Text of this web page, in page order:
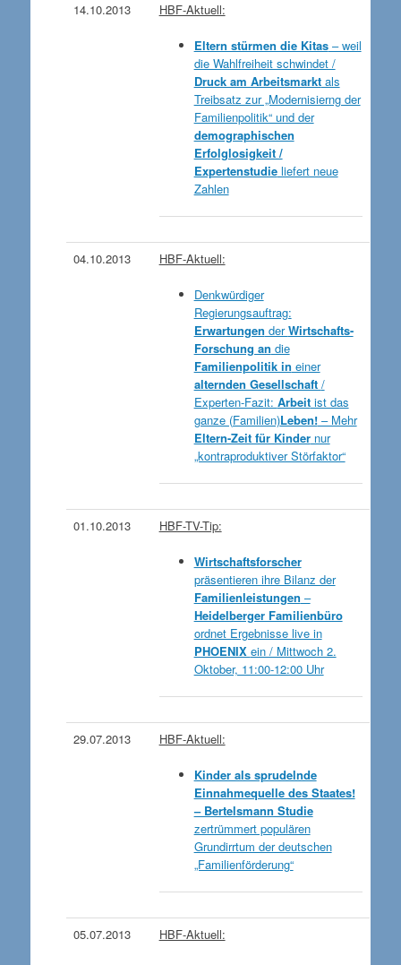
14.10.2013 HBF-Aktuell:
Eltern stürmen die Kitas– weil
die Wahlfreiheit schwindet /
Druck am Arbeitsmarktals
Treibsatz zur „Modernisierng der
Familienpolitik“ und der
demographischen
Erfolglosigkeit /
Expertenstudieliefert neue
Zahlen
04.10.2013 HBF-Aktuell:
Denkwürdiger
Regierungsauftrag:
Erwartungen derWirtschafts-
Forschung an die
Familienpolitik in einer
alternden Gesellschaft /
Experten-Fazit: Arbeitist das
ganze (Familien)Leben!– Mehr
Eltern-Zeit für Kindernur
„kontraproduktiver Störfaktor“
01.10.2013 HBF-TV-Tip:
Wirtschaftsforscher
präsentieren ihre Bilanz der
Familienleistungen –
Heidelberger Familienbüro
ordnet Ergebnisse live in
PHOENIX ein / Mittwoch 2.
Oktober, 11:00-12:00 Uhr
29.07.2013 HBF-Aktuell:
Kinder als sprudelnde
Einnahmequelle des Staates!
– Bertelsmann Studie
zertrümmert populären
Grundirrtum der deutschen
„Familienförderung“
05.07.2013 HBF-Aktuell: